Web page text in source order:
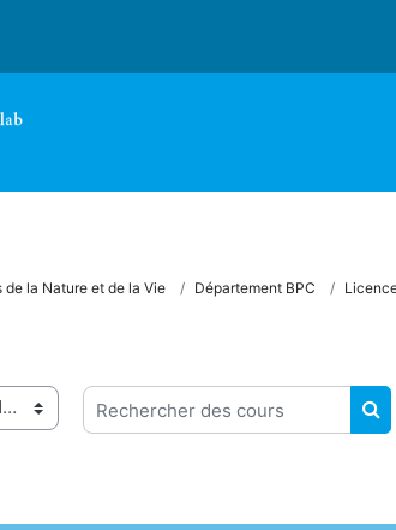
la Nature et de la Vie Département BPC
Rechercher des cours